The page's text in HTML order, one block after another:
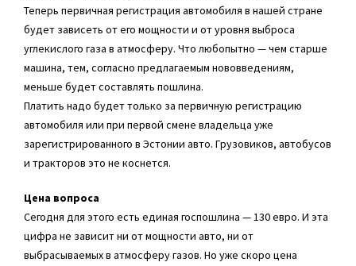
Теперь первичная регистрация автомобиля в нашей стране
будет зависеть от его мощности и от уровня выброса
углекислого газа в атмосферу. Что любопытно — чем старше
машина, тем, согласно предлагаемым нововведениям,
меньше будет составлять пошлина.
Платить надо будет только за первичную регистрацию
автомобиля или при первой смене владельца уже
зарегистрированного в Эстонии авто. Грузовиков, автобусов
и тракторов это не коснется.
Цена вопроса
Сегодня для этого есть единая госпошлина — 130 евро. И эта
цифра не зависит ни от мощности авто, ни от
выбрасываемых в атмосферу газов. Но уже скоро цена